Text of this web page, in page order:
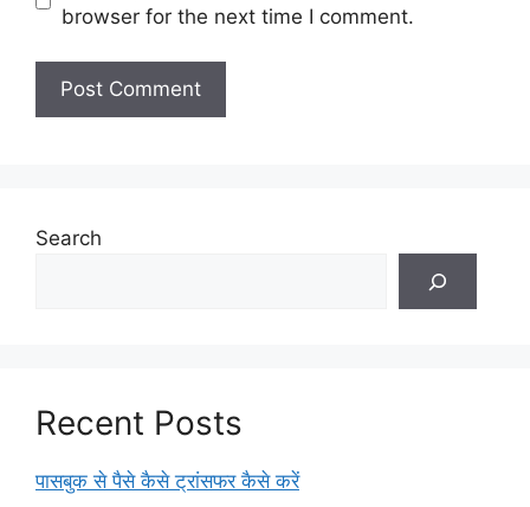
browser for the next time I comment.
Search
Recent Posts
पासबुक से पैसे कैसे ट्रांसफर कैसे करें